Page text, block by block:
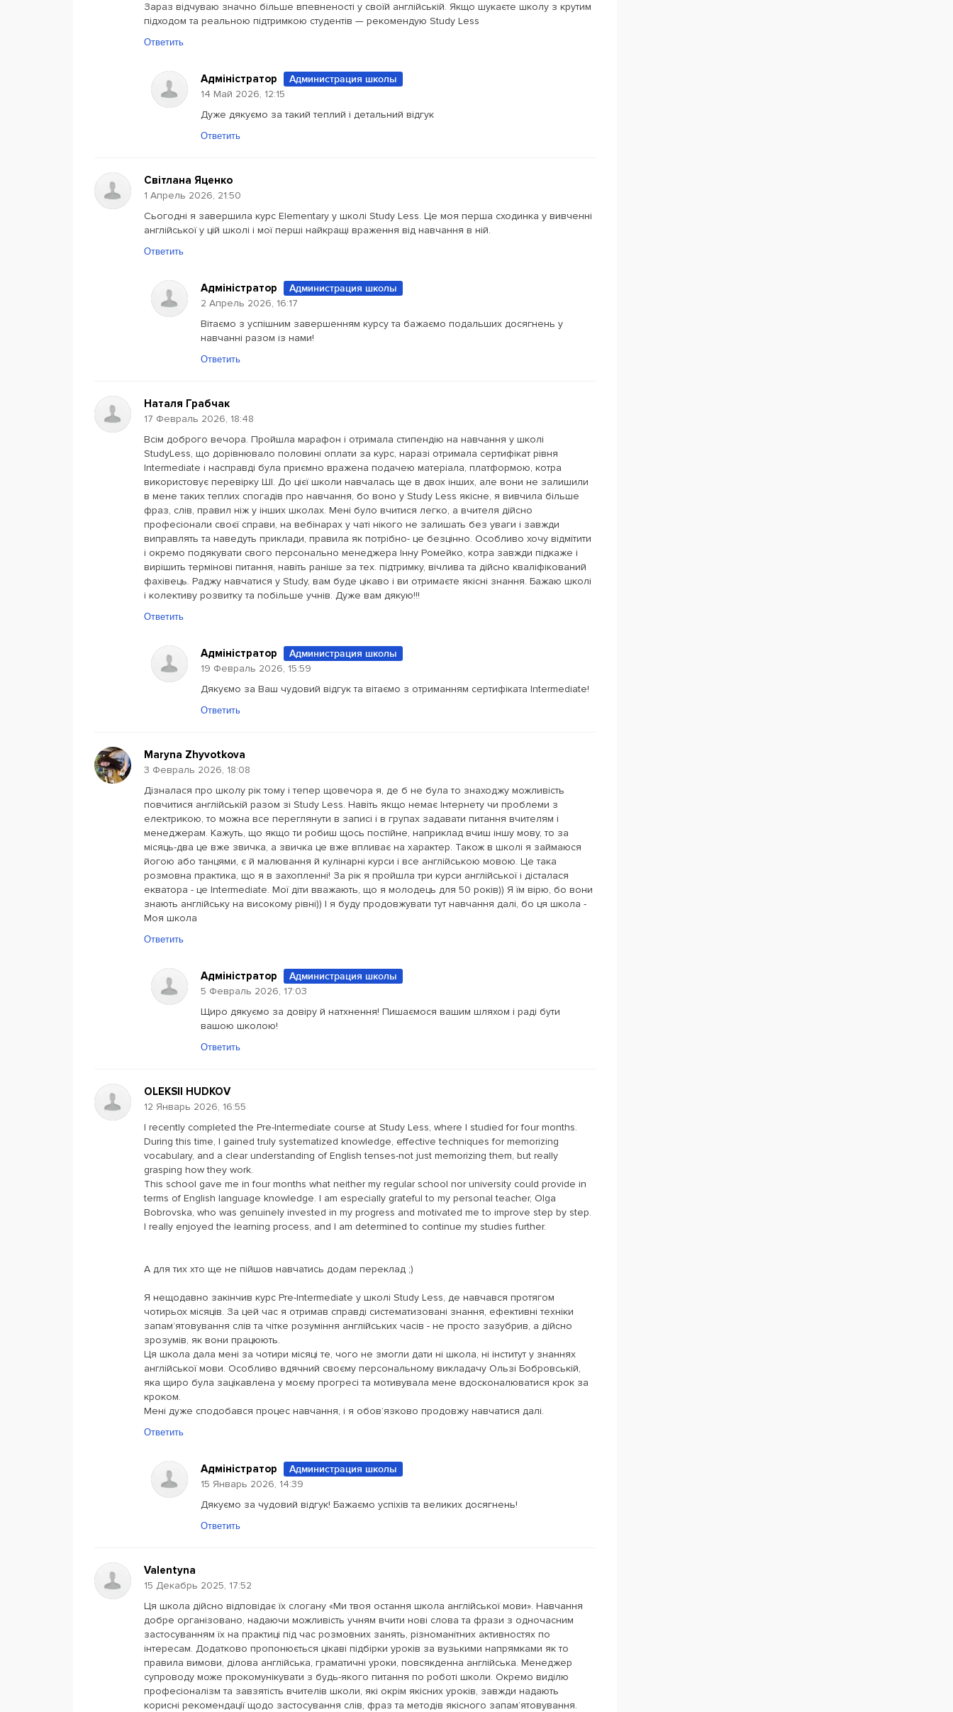
Зараз відчуваю значно більше впевненості у своїй англійській. Якщо шукаєте школу з крутим
підходом та реальною підтримкою студентів — рекомендую Study Less
Ответить
Адміністратор
Администрация школы
14 Май 2026, 12:15
Дуже дякуємо за такий теплий і детальний відгук
Ответить
Світлана Яценко
1 Апрель 2026, 21:50
Сьогодні я завершила курс Elementary у школі Study Less. Це моя перша сходинка у вивченні
англійської у цій школі і мої перші найкращі враження від навчання в ній.
Ответить
Адміністратор
Администрация школы
2 Апрель 2026, 16:17
Вітаємо з успішним завершенням курсу та бажаємо подальших досягнень у
навчанні разом із нами!
Ответить
Наталя Грабчак
17 Февраль 2026, 18:48
Всім доброго вечора. Пройшла марафон і отримала стипендію на навчання у школі
StudyLess, що дорівнювало половині оплати за курс, наразі отримала сертифікат рівня
Intermediate і насправді була приємно вражена подачею матеріала, платформою, котра
використовує перевірку ШІ. До цієї школи навчалась ще в двох інших, але вони не залишили
в мене таких теплих спогадів про навчання, бо воно у Study Less якісне, я вивчила більше
фраз, слів, правил ніж у інших школах. Мені було вчитися легко, а вчителя дійсно
професіонали своєї справи, на вебінарах у чаті нікого не залишать без уваги і завжди
виправлять та наведуть приклади, правила як потрібно- це безцінно. Особливо хочу відмітити
і окремо подякувати свого персонально менеджера Інну Ромейко, котра завжди підкаже і
вирішить термінові питання, навіть раніше за тех. підтримку, вічлива та дійсно кваліфікований
фахівець. Раджу навчатися у Study, вам буде цікаво і ви отримаєте якісні знання. Бажаю школі
і колективу розвитку та побільше учнів. Дуже вам дякую!!!
Ответить
Адміністратор
Администрация школы
19 Февраль 2026, 15:59
Дякуємо за Ваш чудовий відгук та вітаємо з отриманням сертифіката Intermediate!
Ответить
Maryna Zhyvotkova
3 Февраль 2026, 18:08
Дізналася про школу рік тому і тепер щовечора я, де б не була то знаходжу можливість
повчитися англійській разом зі Study Less. Навіть якщо немає Інтернету чи проблеми з
електрикою, то можна все переглянути в записі і в групах задавати питання вчителям і
менеджерам. Кажуть, що якщо ти робиш щось постійне, наприклад вчиш іншу мову, то за
місяць-два це вже звичка, а звичка це вже впливає на характер. Також в школі я займаюся
йогою або танцями, є й малювання й кулінарні курси і все англійською мовою. Це така
розмовна практика, що я в захопленні! За рік я пройшла три курси англійської і дісталася
екватора - це Intermediate. Мої діти вважають, що я молодець для 50 років)) Я їм вірю, бо вони
знають англійську на високому рівні)) І я буду продовжувати тут навчання далі, бо ця школа -
Моя школа
Ответить
Адміністратор
Администрация школы
5 Февраль 2026, 17:03
Щиро дякуємо за довіру й натхнення! Пишаємося вашим шляхом і раді бути
вашою школою!
Ответить
OLEKSII HUDKOV
12 Январь 2026, 16:55
I recently completed the Pre-Intermediate course at Study Less, where I studied for four months.
During this time, I gained truly systematized knowledge, effective techniques for memorizing
vocabulary, and a clear understanding of English tenses-not just memorizing them, but really
grasping how they work.
This school gave me in four months what neither my regular school nor university could provide in
terms of English language knowledge. I am especially grateful to my personal teacher, Olga
Bobrovska, who was genuinely invested in my progress and motivated me to improve step by step.
I really enjoyed the learning process, and I am determined to continue my studies further.
А для тих хто ще не пійшов навчатись додам переклад ;)
Я нещодавно закінчив курс Pre-Intermediate у школі Study Less, де навчався протягом
чотирьох місяців. За цей час я отримав справді систематизовані знання, ефективні техніки
запам’ятовування слів та чітке розуміння англійських часів - не просто зазубрив, а дійсно
зрозумів, як вони працюють.
Ця школа дала мені за чотири місяці те, чого не змогли дати ні школа, ні інститут у знаннях
англійської мови. Особливо вдячний своєму персональному викладачу Ользі Бобровській,
яка щиро була зацікавлена у моєму прогресі та мотивувала мене вдосконалюватися крок за
кроком.
Мені дуже сподобався процес навчання, і я обов’язково продовжу навчатися далі.
Ответить
Адміністратор
Администрация школы
15 Январь 2026, 14:39
Дякуємо за чудовий відгук! Бажаємо успіхів та великих досягнень!
Ответить
Valentyna
15 Декабрь 2025, 17:52
Ця школа дійсно відповідає їх слогану «Ми твоя остання школа англійської мови». Навчання
добре організовано, надаючи можливість учням вчити нові слова та фрази з одночасним
застосуванням їх на практиці під час розмовних занять, різноманітних активностях по
інтересам. Додатково пропонюється цікаві підбірки уроків за вузькими напрямками як то
правила вимови, ділова англійська, граматичні уроки, повсякденна англійська. Менеджер
супроводу може прокомунікувати з будь-якого питання по роботі школи. Окремо виділю
професіоналізм та завзятість вчителів школи, які окрім якісних уроків, завжди надають
корисні рекомендації щодо застосування слів, фраз та методів якісного запам’ятовування.